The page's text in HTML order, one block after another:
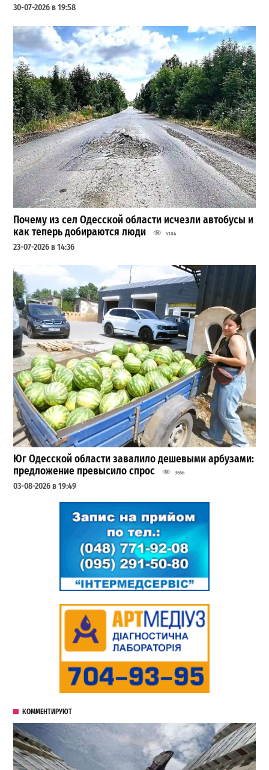
30-07-2026 в 19:58
Почему из сел Одесской области исчезли автобусы и
как теперь добираются люди
5104
23-07-2026 в 14:36
Юг Одесской области завалило дешевыми арбузами:
предложение превысило спрос
3656
03-08-2026 в 19:49
КОММЕНТИРУЮТ